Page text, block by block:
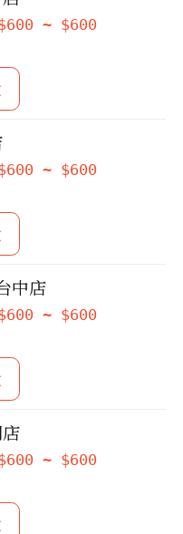
600 ~ $600
600 ~ $600
中店
600 ~ $600
600 ~ $600